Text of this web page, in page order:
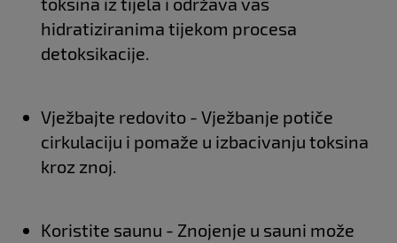
hidratiziranima tijekom procesa
detoksikacije.
Vježbajte redovito - Vježbanje potiče
cirkulaciju i pomaže u izbacivanju toksina
kroz znoj.
Koristite saunu - Znojenje u sauni može